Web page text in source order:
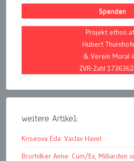
Spenden
Projekt
Hubert
& Verein Moral
ZVR-Zahl
weitere Artikel:
Kriseova Eda: Vaclav Havel.
Brorhilker Anne: Cum/Ex, Milliarden